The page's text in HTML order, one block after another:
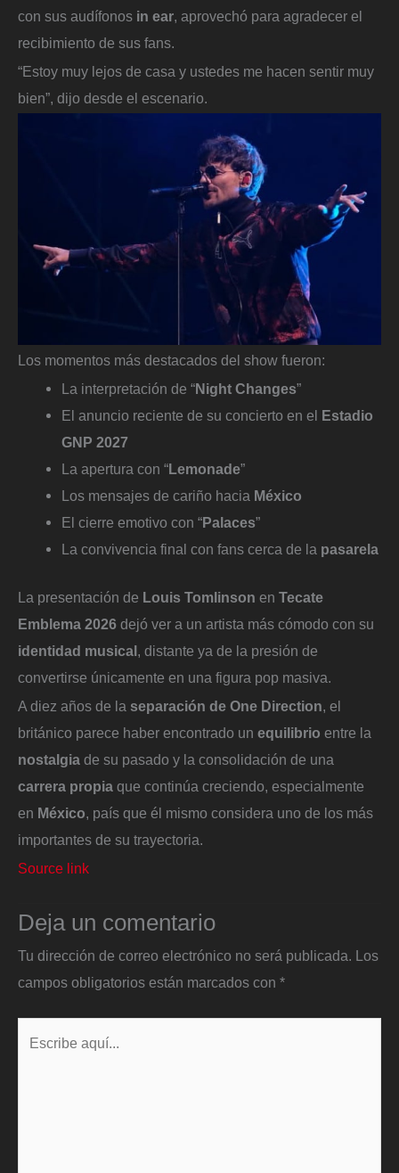
con sus audífonos in ear, aprovechó para agradecer el
recibimiento de sus fans.
“Estoy muy lejos de casa y ustedes me hacen sentir muy
bien”, dijo desde el escenario.
Los momentos más destacados del show fueron:
La interpretación de “Night Changes”
El anuncio reciente de su concierto en el Estadio
GNP 2027
La apertura con “Lemonade”
Los mensajes de cariño hacia México
El cierre emotivo con “Palaces”
La convivencia final con fans cerca de la pasarela
La presentación de Louis Tomlinson en Tecate
Emblema 2026 dejó ver a un artista más cómodo con su
identidad musical, distante ya de la presión de
convertirse únicamente en una figura pop masiva.
A diez años de la separación de One Direction, el
británico parece haber encontrado un equilibrio entre la
nostalgia de su pasado y la consolidación de una
carrera propia que continúa creciendo, especialmente
en México, país que él mismo considera uno de los más
importantes de su trayectoria.
Source link
Deja un comentario
Tu dirección de correo electrónico no será publicada. Los
campos obligatorios están marcados con *